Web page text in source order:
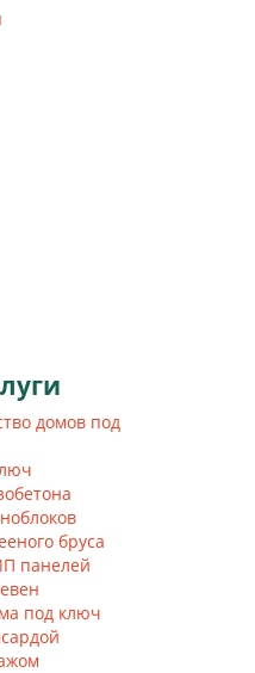
домов под
бруса
панелей
под ключ